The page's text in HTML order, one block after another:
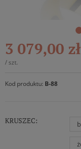
3 079,00 zł
/ szt.
Kod produktu: B-88
KRUSZEC: